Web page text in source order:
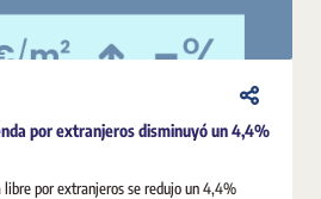
por extranjeros disminuyó un 4,4%
por extranjeros se redujo un 4,4%